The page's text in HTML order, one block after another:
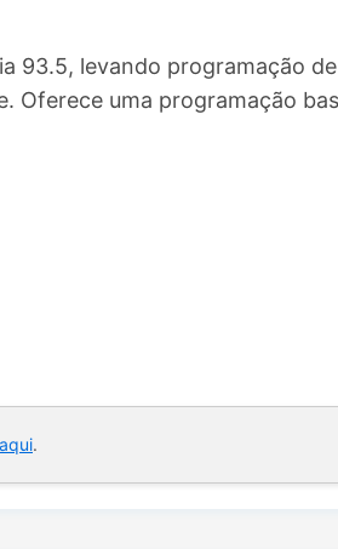
93.5, levando programação
Oferece uma programação
.